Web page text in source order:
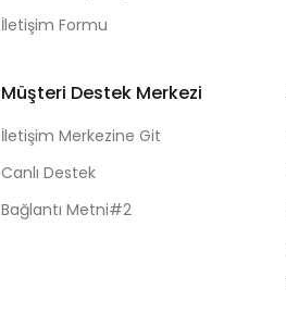
İletişim Formu
Müşteri Destek Merkezi
İletişim Merkezine Git
Canlı Destek
Bağlantı Metni#2